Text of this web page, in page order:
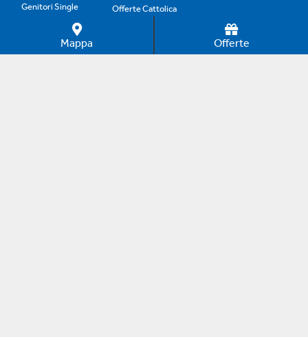
Genitori Single
Offerte Cattolica
Mappa Offerte